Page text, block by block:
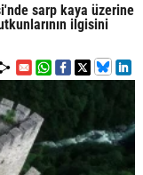
sarp kaya üzerine
ilgisini